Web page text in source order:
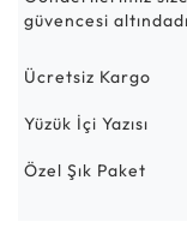
güvencesi
Ücretsiz Kargo
Yüzük İçi Yazısı
Özel Şık Paket